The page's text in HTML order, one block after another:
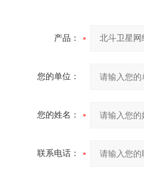
产品：
您的单位：
您的姓名：
联系电话：